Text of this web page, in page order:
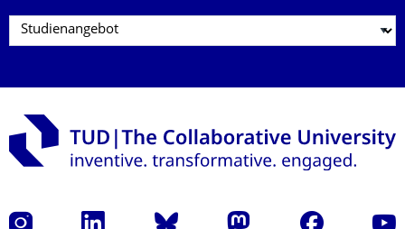
Instagram LinkedIn Bluesky Mastodon Facebook